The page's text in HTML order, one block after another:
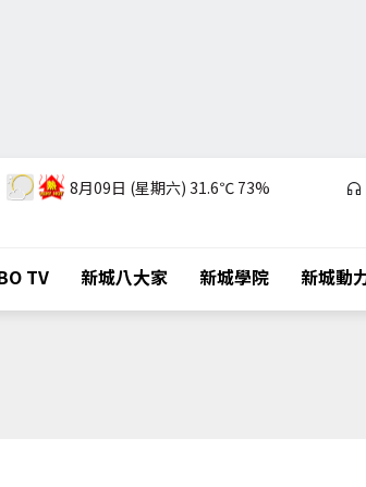
8月09日 (星期六) 31.6℃ 73%
TV 新城八大家 新城學院 新城動